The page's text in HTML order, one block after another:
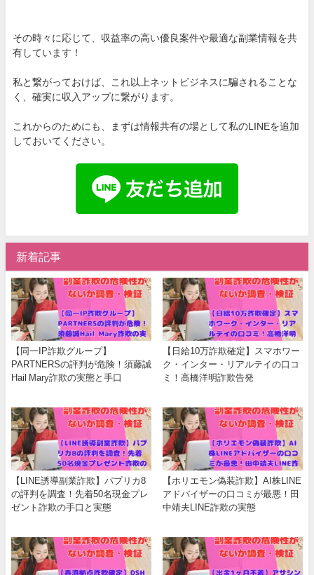
その時々に応じて、収益率の高い優良案件や最適な副業情報を共
有しています！
私と繋がっておけば、これ以上ネットビジネスに騙されることな
く、確実に収入アップに繋がります。
これからのためにも、まずは情報共有の場として私のLINEを追加
しておいてください。
新着記事
【同一IP詐欺グループ】
PARTNERSの評判が危険！須藤誠
Hail Mary詐欺の実態と手口
【日給10万詐欺確定】スマホワー
ク・インター・リアルテイの口コ
ミ！高橋洋明詐欺告発
【LINE誘導副業詐欺】パプリカ8
の評判を調査！先着50名現金プレ
ゼント詐欺の手口と実態
【ホリエモン偽装詐欺】AI株LINE
アドバイザーの口コミが最悪！田
中靖夫LINE詐欺の実態